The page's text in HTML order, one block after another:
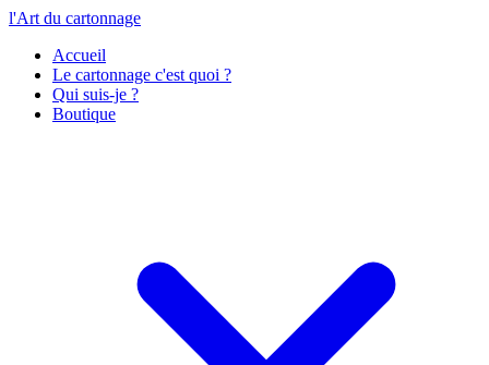
l'Art du cartonnage
Accueil
Le cartonnage c'est quoi ?
Qui suis-je ?
Boutique